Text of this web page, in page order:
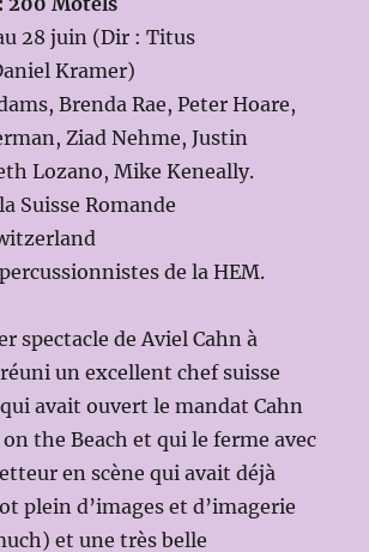
28 juin (Dir : Titus
Kramer)
Brenda Rae, Peter Hoare,
Ziad Nehme, Justin
Lozano, Mike Keneally.
Suisse Romande
de la HEM.
spectacle de Aviel Cahn à
un excellent chef suisse
avait ouvert le mandat Cahn
the Beach et qui le ferme avec
en scène qui avait déjà
plein d’images et d’imagerie
et une très belle